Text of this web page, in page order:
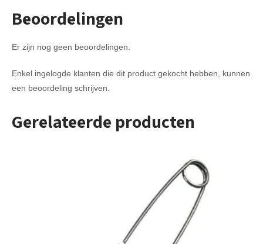
Beoordelingen
Er zijn nog geen beoordelingen.
Enkel ingelogde klanten die dit product gekocht hebben, kunnen
een beoordeling schrijven.
Gerelateerde producten